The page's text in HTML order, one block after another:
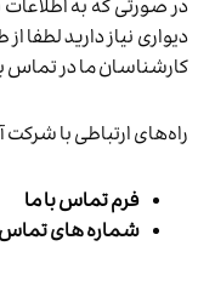
در صورتی که به اطلاعات
دیواری نیاز دارید
کارشناسان ما در تماس
راه‌های ارتباطی با
فرم تماس با ما
شماره های تماس : ۲۶۴۲۴۴۳۶-۰۲۱ و